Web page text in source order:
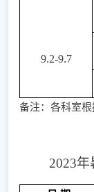
9.2-9.7
备注：各科室根
2023